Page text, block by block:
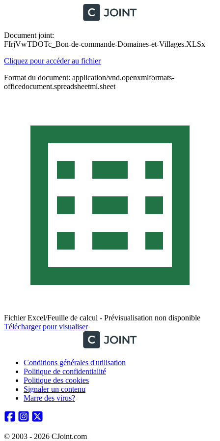
Document joint:
FIrjVwTDOTc_Bon-de-commande-Domaines-et-Villages.XLSx
Cliquez pour accéder au fichier
Format du document: application/vnd.openxmlformats-
officedocument.spreadsheetml.sheet
Fichier Excel/Feuille de calcul - Prévisualisation non disponible
Télécharger pour visualiser
Conditions générales d'utilisation
Politique de confidentialité
Politique des cookies
Signaler un contenu
Marre des virus?
© 2003 - 2026 CJoint.com